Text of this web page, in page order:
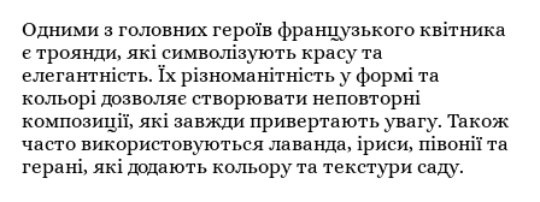
Одними з головних героїв французького квітника
є троянди, які символізують красу та
елегантність. Їх різноманітність у формі та
кольорі дозволяє створювати неповторні
композиції, які завжди привертають увагу. Також
часто використовуються лаванда, іриси, півонії та
герані, які додають кольору та текстури саду.